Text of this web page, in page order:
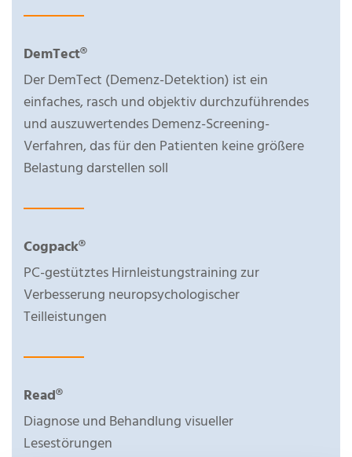
DemTect®
Der DemTect (Demenz-Detektion) ist ein
einfaches, rasch und objektiv durchzuführendes
und auszuwertendes Demenz-Screening-
Verfahren, das für den Patienten keine größere
Belastung darstellen soll
Cogpack®
PC-gestütztes Hirnleistungstraining zur
Verbesserung neuropsychologischer
Teilleistungen
Read®
Diagnose und Behandlung visueller
Lesestörungen